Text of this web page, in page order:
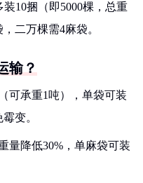
10捆（即5000棵，总重
二万棵需4麻袋。
输？
可承重1吨），单袋可装
变。
量降低30%，单麻袋可装